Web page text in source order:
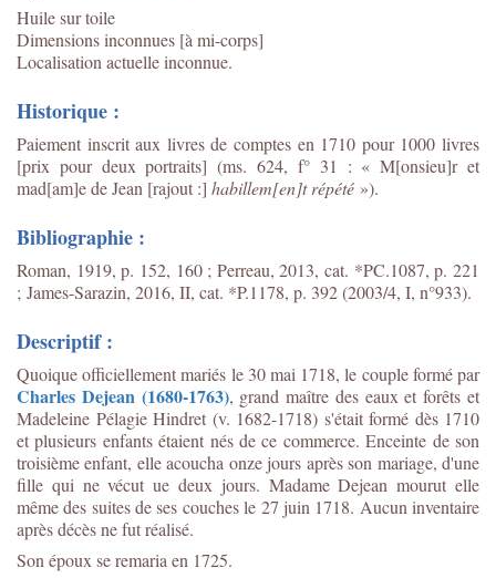
Huile sur toile
Dimensions inconnues [à mi-corps]
Localisation actuelle inconnue.
Historique :
Paiement inscrit aux livres de comptes en 1710 pour 1000 livres
[prix pour deux portraits] (ms. 624, f° 31 : « M[onsieu]r et
mad[am]e de Jean [rajout :] habillem[en]t répété »).
Bibliographie :
Roman, 1919, p. 152, 160 ; Perreau, 2013, cat. *PC.1087, p. 221
; James-Sarazin, 2016, II, cat. *P.1178, p. 392 (2003/4, I, n°933).
Descriptif :
Quoique officiellement mariés le 30 mai 1718, le couple formé par
Charles Dejean (1680-1763), grand maître des eaux et forêts et
Madeleine Pélagie Hindret (v. 1682-1718) s'était formé dès 1710
et plusieurs enfants étaient nés de ce commerce. Enceinte de son
troisième enfant, elle acoucha onze jours après son mariage, d'une
fille qui ne vécut ue deux jours. Madame Dejean mourut elle
même des suites de ses couches le 27 juin 1718. Aucun inventaire
après décès ne fut réalisé.
Son époux se remaria en 1725.